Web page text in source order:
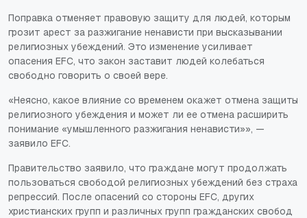
Поправка отменяет правовую защиту для людей, которым
грозит арест за разжигание ненависти при высказывании
религиозных убеждений. Это изменение усиливает
опасения EFC, что закон заставит людей колебаться
свободно говорить о своей вере.
«Неясно, какое влияние со временем окажет отмена защиты
религиозного убеждения и может ли ее отмена расширить
понимание «умышленного разжигания ненависти»», —
заявило EFC.
Правительство заявило, что граждане могут продолжать
пользоваться свободой религиозных убеждений без страха
репрессий. После опасений со стороны EFC, других
христианских групп и различных групп гражданских свобод